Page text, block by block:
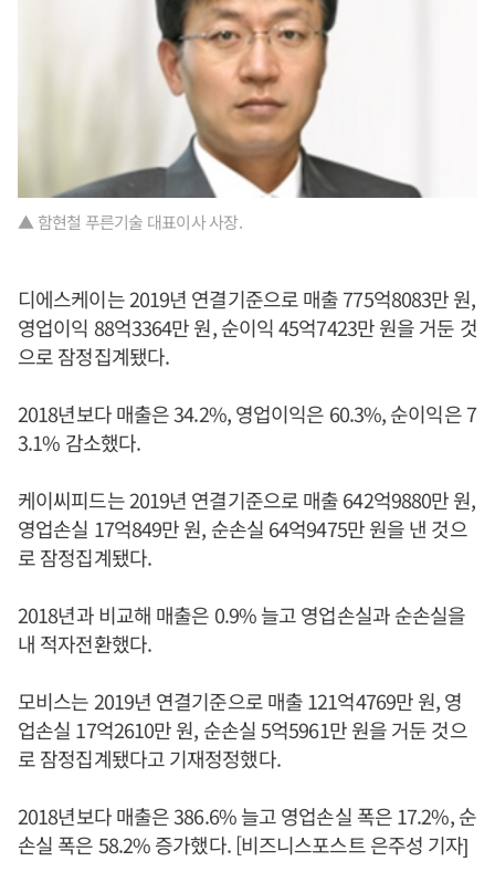
▲ 함현철 푸른기술 대표이사 사장.
디에스케이는 2019년 연결기준으로 매출 775억8083만 원,
영업이익 88억3364만 원, 순이익 45억7423만 원을 거둔 것
으로 잠정집계됐다.
2018년보다 매출은 34.2%, 영업이익은 60.3%, 순이익은 7
3.1% 감소했다.
케이씨피드는 2019년 연결기준으로 매출 642억9880만 원,
영업손실 17억849만 원, 순손실 64억9475만 원을 낸 것으
로 잠정집계됐다.
2018년과 비교해 매출은 0.9% 늘고 영업손실과 순손실을
내 적자전환했다.
모비스는 2019년 연결기준으로 매출 121억4769만 원, 영
업손실 17억2610만 원, 순손실 5억5961만 원을 거둔 것으
로 잠정집계됐다고 기재정정했다.
2018년보다 매출은 386.6% 늘고 영업손실 폭은 17.2%, 순
손실 폭은 58.2% 증가했다. [비즈니스포스트 은주성 기자]